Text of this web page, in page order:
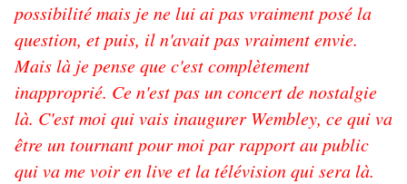
possibilité mais je ne lui ai pas vraiment posé la
question, et puis, il n'avait pas vraiment envie.
Mais là je pense que c'est complètement
inapproprié. Ce n'est pas un concert de nostalgie
là. C'est moi qui vais inaugurer Wembley, ce qui va
être un tournant pour moi par rapport au public
qui va me voir en live et la télévision qui sera là.